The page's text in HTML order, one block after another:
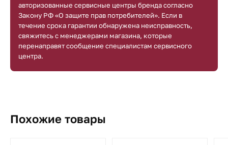
авторизованные сервисные центры бренда согласно
Закону РФ «О защите прав потребителей». Если в
течение срока гарантии обнаружена неисправность,
свяжитесь с менеджерами магазина, которые
перенаправят сообщение специалистам сервисного
центра.
Похожие товары